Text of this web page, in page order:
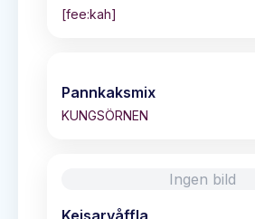
[fee:kah]
Pannkaksmix
KUNGSÖRNEN
Ingen bild
Kejsarvåffla